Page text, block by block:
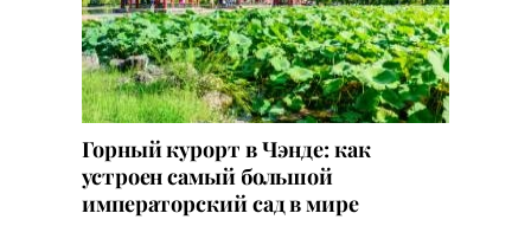
Горный курорт в Чэнде: как
устроен самый большой
императорский сад в мире